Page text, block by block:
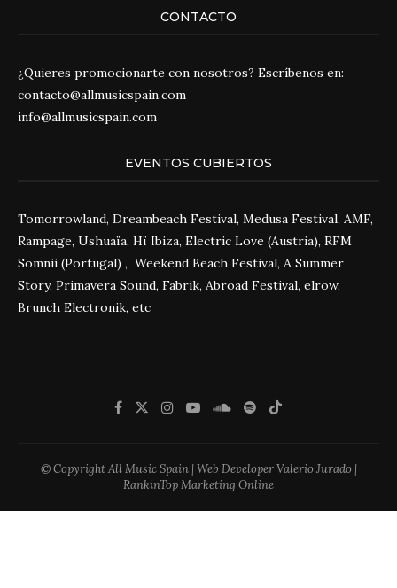
CONTACTO
¿Quieres promocionarte con nosotros? Escríbenos en:
contacto@allmusicspain.com
info@allmusicspain.com
EVENTOS CUBIERTOS
Tomorrowland, Dreambeach Festival, Medusa Festival, AMF,
Rampage, Ushuaïa, Hï Ibiza, Electric Love (Austria), RFM
Somnii (Portugal) , Weekend Beach Festival, A Summer
Story, Primavera Sound, Fabrik, Abroad Festival, elrow,
Brunch Electronik, etc
© Copyright All Music Spain | Web Developer Valerio Jurado |
RankinTop Marketing Online